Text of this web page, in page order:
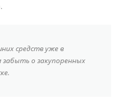
средств уже в
о закупоренных